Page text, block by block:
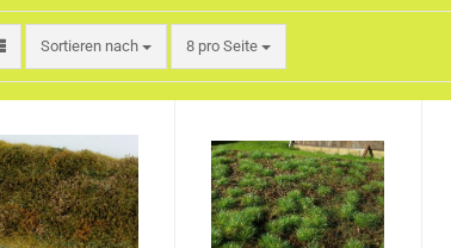
Sortieren nach
Sortieren nach 8 pro Seite
pro Seite